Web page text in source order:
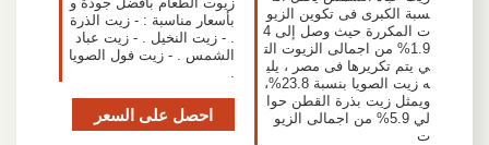
سبة الكبرى فى تكوين الزيو
ت المكررة حيث وصل إلى 4
1.9% من اجمالى الزيوت الت
ي يتم تكريرها فى مصر ، يلي
ه زيت الصويا بنسبة 23.8%،
ويمثل زيت بذرة القطن حوا
لي 5.9% من اجمالى الزيو
ت
بأسعار مناسبة : - زيت الذرة
. - زيت النخيل . - زيت عباد
الشمس . - زيت فول الصويا
احصل على السعر